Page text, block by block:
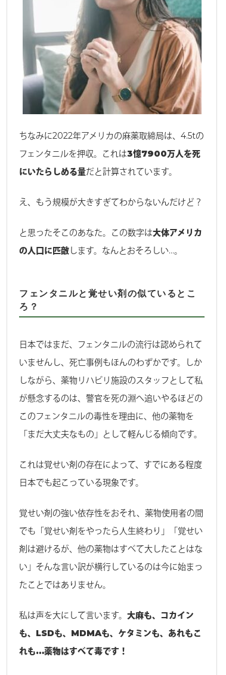
ちなみに2022年アメリカの麻薬取締局は、4.5tの
フェンタニルを押収。これは3憶7900万人を死
にいたらしめる量だと計算されています。
え、もう規模が大きすぎてわからないんだけど？
と思ったそこのあなた。この数字は大体アメリカ
の人口に匹敵します。なんとおそろしい…。
フェンタニルと覚せい剤の似ているとこ
ろ？
日本ではまだ、フェンタニルの流行は認められて
いませんし、死亡事例もほんのわずかです。しか
しながら、薬物リハビリ施設のスタッフとして私
が懸念するのは、警官を死の淵へ追いやるほどの
このフェンタニルの毒性を理由に、他の薬物を
「まだ大丈夫なもの」として軽んじる傾向です。
これは覚せい剤の存在によって、すでにある程度
日本でも起こっている現象です。
覚せい剤の強い依存性をおそれ、薬物使用者の間
でも「覚せい剤をやったら人生終わり」「覚せい
剤は避けるが、他の薬物はすべて大したことはな
い」そんな言い訳が横行しているのは今に始まっ
たことではありません。
私は声を大にして言います。大麻も、コカイン
も、LSDも、MDMAも、ケタミンも、あれもこ
れも…薬物はすべて毒です！